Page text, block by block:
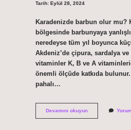
Tarih: Eylül 28, 2024
Karadenizde barbun olur mu?
bölgesinde barbunyaya
neredeyse tüm yıl boyunca
Akdeniz’de çipura, sardalya ve
vitaminler K, B ve A
önemli ölçüde katkıda bulunur.
pahalı…
Devamını okuyunBarbun
Nerede